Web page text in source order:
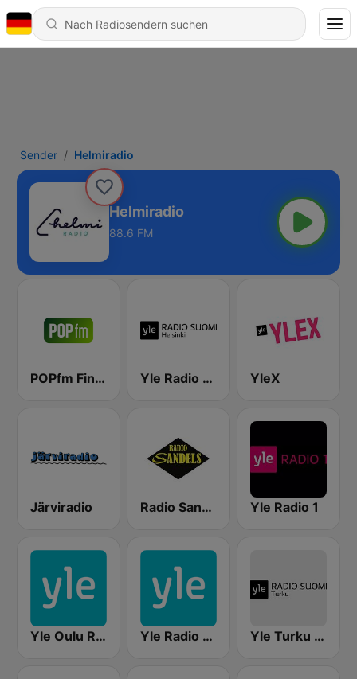
Sender Helmiradio
Helmiradio
88.6 FM
POPfm Finland Yle Radio Suomi Helsinki YleX
Järviradio Radio Sandels Yle Radio 1
Yle Oulu Radio Yle Radio Häme Yle Turku Radio Suomi